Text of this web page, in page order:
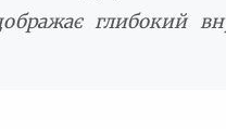
глибокий